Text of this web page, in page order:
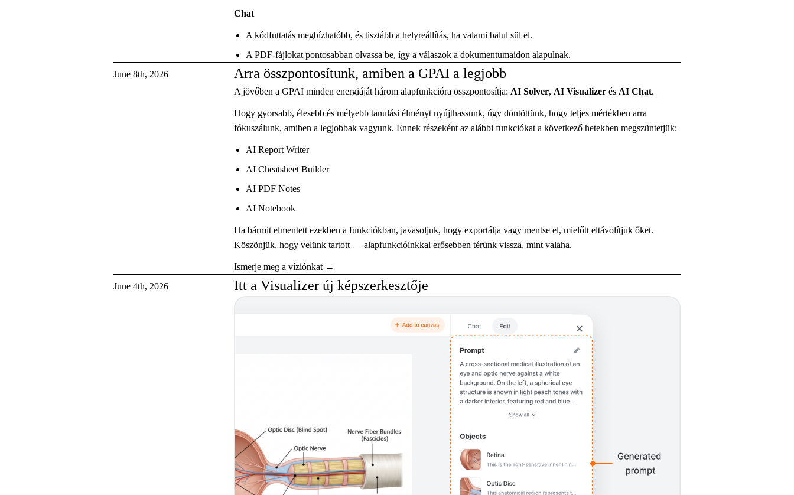
Chat
A kódfuttatás megbízhatóbb, és tisztább a helyreállítás, ha valami balul sül el.
A PDF-fájlokat pontosabban olvassa be, így a válaszok a dokumentumaidon alapulnak.
June 8th, 2026
Arra összpontosítunk, amiben a GPAI a legjobb
A jövőben a GPAI minden energiáját három alapfunkcióra összpontosítja: AI Solver, AI Visualizer és AI Chat.
Hogy gyorsabb, élesebb és mélyebb tanulási élményt nyújthassunk, úgy döntöttünk, hogy teljes mértékben arra
fókuszálunk, amiben a legjobbak vagyunk. Ennek részeként az alábbi funkciókat a következő hetekben megszüntetjük:
AI Report Writer
AI Cheatsheet Builder
AI PDF Notes
AI Notebook
Ha bármit elmentett ezekben a funkciókban, javasoljuk, hogy exportálja vagy mentse el, mielőtt eltávolítjuk őket.
Köszönjük, hogy velünk tartott — alapfunkcióinkkal erősebben térünk vissza, mint valaha.
Ismerje meg a víziónkat →
June 4th, 2026
Itt a Visualizer új képszerkesztője